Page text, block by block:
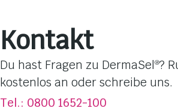
Pflege-Linien
Hautbedürfnisse
Dufterlebnisse
Totes Meer Salz
Über DermaSel
Kontakt
Du hast Fragen zu DermaSel®?
kostenlos an oder schreibe uns.
Tel.: 0800 1652-100